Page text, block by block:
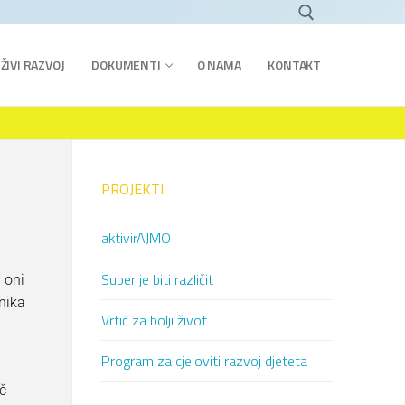
RAZVOJ DOKUMENTI O NAMA KONTAKT
oni
PROJEKTI
aktivirAJMO
Super je biti različit
Vrtić za bolji život
Program za cjeloviti razvoj djeteta